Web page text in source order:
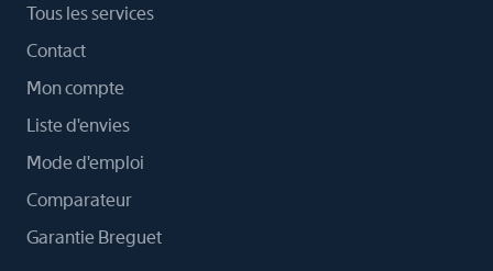
Tous les services
Contact
Mon compte
Liste d'envies
Mode d'emploi
Comparateur
Garantie Breguet